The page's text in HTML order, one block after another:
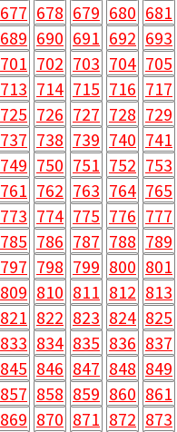
677 678 679 680 681
689 690 691 692 693
701 702 703 704 705
713 714 715 716 717
725 726 727 728 729
737 738 739 740 741
749 750 751 752 753
761 762 763 764 765
773 774 775 776 777
785 786 787 788 789
797 798 799 800 801
809 810 811 812 813
821 822 823 824 825
833 834 835 836 837
845 846 847 848 849
857 858 859 860 861
869 870 871 872 873